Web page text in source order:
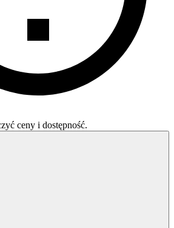
ceny i dostępność.